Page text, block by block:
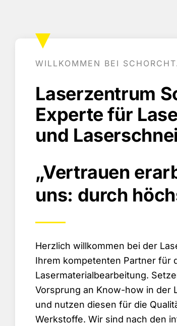
WILLKOMMEN BEI
Laserzentrum
Experte für
und
„Vertrauen
uns: durch
Herzlich willkommen bei der
Ihrem kompetenten Partner für
Lasermaterialbearbeitung.
Vorsprung an Know-how in der
und nutzen diesen für die
Werkstoffe. Wir sind nach den